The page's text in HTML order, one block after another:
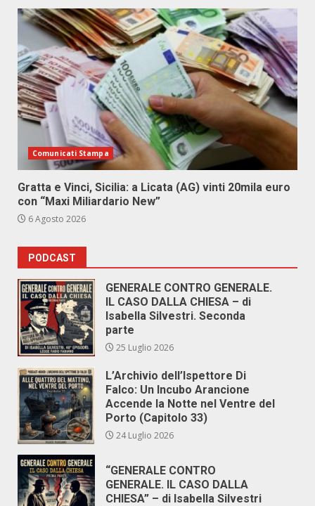
Comunicati Stampa
Gratta e Vinci, Sicilia: a Licata (AG) vinti 20mila euro
con “Maxi Miliardario New”
6 Agosto 2026
PODCAST
GENERALE CONTRO GENERALE.
IL CASO DALLA CHIESA – di
Isabella Silvestri. Seconda
parte
25 Luglio 2026
L’Archivio dell’Ispettore Di
Falco: Un Incubo Arancione
Accende la Notte nel Ventre del
Porto (Capitolo 33)
24 Luglio 2026
“GENERALE CONTRO
GENERALE. IL CASO DALLA
CHIESA” – di Isabella Silvestri